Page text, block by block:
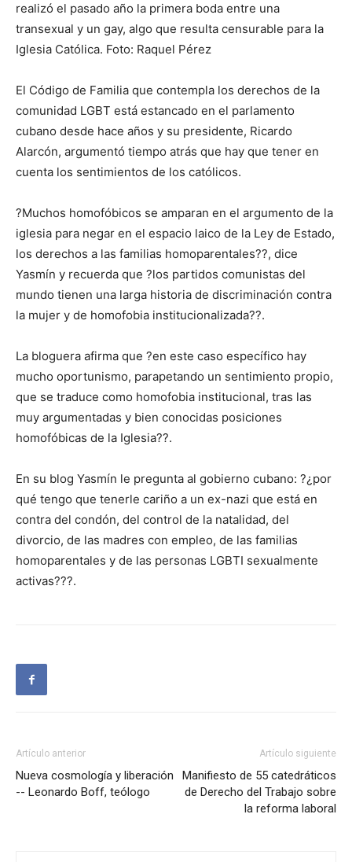
realizó el pasado año la primera boda entre una
transexual y un gay, algo que resulta censurable para la
Iglesia Católica. Foto: Raquel Pérez
El Código de Familia que contempla los derechos de la
comunidad LGBT está estancado en el parlamento
cubano desde hace años y su presidente, Ricardo
Alarcón, argumentó tiempo atrás que hay que tener en
cuenta los sentimientos de los católicos.
?Muchos homofóbicos se amparan en el argumento de la
iglesia para negar en el espacio laico de la Ley de Estado,
los derechos a las familias homoparentales??, dice
Yasmín y recuerda que ?los partidos comunistas del
mundo tienen una larga historia de discriminación contra
la mujer y de homofobia institucionalizada??.
La bloguera afirma que ?en este caso específico hay
mucho oportunismo, parapetando un sentimiento propio,
que se traduce como homofobia institucional, tras las
muy argumentadas y bien conocidas posiciones
homofóbicas de la Iglesia??.
En su blog Yasmín le pregunta al gobierno cubano: ?¿por
qué tengo que tenerle cariño a un ex-nazi que está en
contra del condón, del control de la natalidad, del
divorcio, de las madres con empleo, de las familias
homoparentales y de las personas LGBTI sexualmente
activas???.
Artículo anterior
Nueva cosmología y liberación
-- Leonardo Boff, teólogo
Artículo siguiente
Manifiesto de 55 catedráticos
de Derecho del Trabajo sobre
la reforma laboral